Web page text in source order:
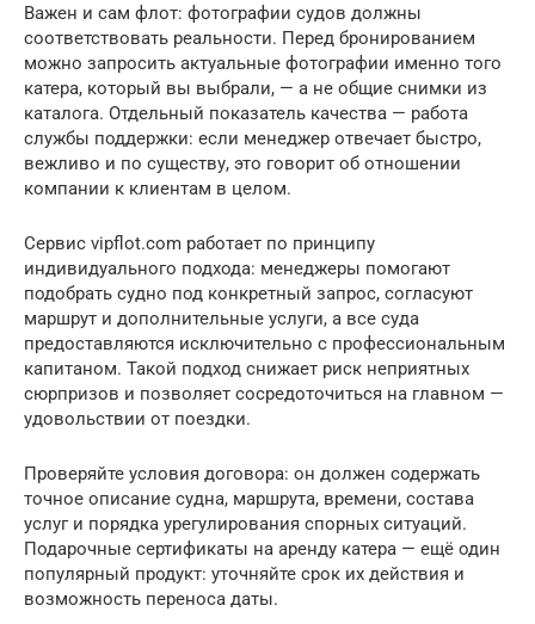
Важен и сам флот: фотографии судов должны
соответствовать реальности. Перед бронированием
можно запросить актуальные фотографии именно того
катера, который вы выбрали, — а не общие снимки из
каталога. Отдельный показатель качества — работа
службы поддержки: если менеджер отвечает быстро,
вежливо и по существу, это говорит об отношении
компании к клиентам в целом.
Сервис vipflot.com работает по принципу
индивидуального подхода: менеджеры помогают
подобрать судно под конкретный запрос, согласуют
маршрут и дополнительные услуги, а все суда
предоставляются исключительно с профессиональным
капитаном. Такой подход снижает риск неприятных
сюрпризов и позволяет сосредоточиться на главном —
удовольствии от поездки.
Проверяйте условия договора: он должен содержать
точное описание судна, маршрута, времени, состава
услуг и порядка урегулирования спорных ситуаций.
Подарочные сертификаты на аренду катера — ещё один
популярный продукт: уточняйте срок их действия и
возможность переноса даты.